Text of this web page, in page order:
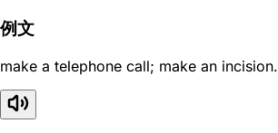
例文
make a telephone call; make an incision.